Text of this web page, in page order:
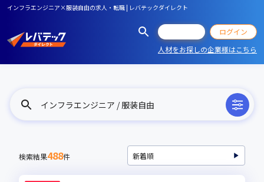
インフラエンジニア×服装自由の求人・転職 | レバテックダイレクト
ログイン
人材をお探しの企業様はこちら
インフラエンジニア / 服装自由
検索結果488件